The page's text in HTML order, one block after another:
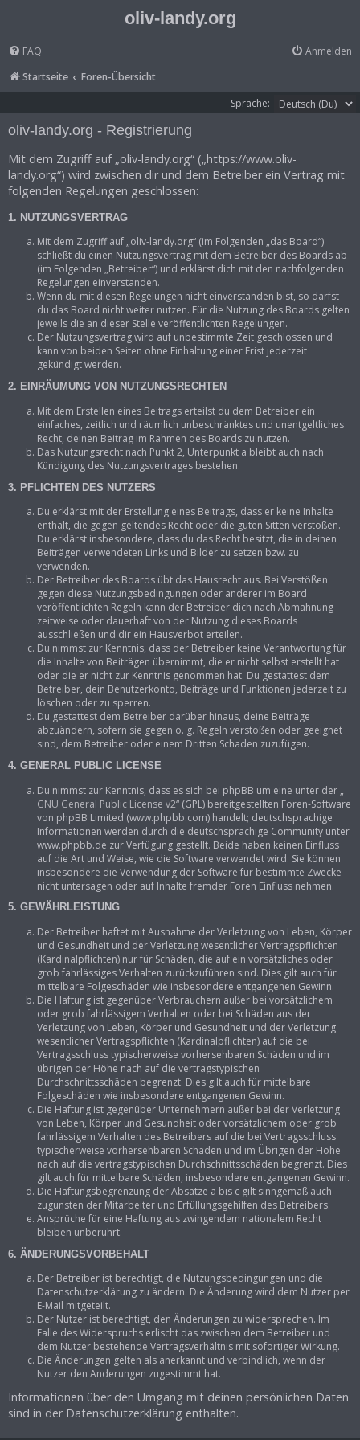
oliv-landy.org
FAQ
Anmelden
Startseite
Foren-Übersicht
Sprache:
oliv-landy.org - Registrierung
Mit dem Zugriff auf „oliv-landy.org“ („https://www.oliv-
landy.org“) wird zwischen dir und dem Betreiber ein Vertrag mit
folgenden Regelungen geschlossen:
1. NUTZUNGSVERTRAG
Mit dem Zugriff auf „oliv-landy.org“ (im Folgenden „das Board“)
schließt du einen Nutzungsvertrag mit dem Betreiber des Boards ab
(im Folgenden „Betreiber“) und erklärst dich mit den nachfolgenden
Regelungen einverstanden.
Wenn du mit diesen Regelungen nicht einverstanden bist, so darfst
du das Board nicht weiter nutzen. Für die Nutzung des Boards gelten
jeweils die an dieser Stelle veröffentlichten Regelungen.
Der Nutzungsvertrag wird auf unbestimmte Zeit geschlossen und
kann von beiden Seiten ohne Einhaltung einer Frist jederzeit
gekündigt werden.
2. EINRÄUMUNG VON NUTZUNGSRECHTEN
Mit dem Erstellen eines Beitrags erteilst du dem Betreiber ein
einfaches, zeitlich und räumlich unbeschränktes und unentgeltliches
Recht, deinen Beitrag im Rahmen des Boards zu nutzen.
Das Nutzungsrecht nach Punkt 2, Unterpunkt a bleibt auch nach
Kündigung des Nutzungsvertrages bestehen.
3. PFLICHTEN DES NUTZERS
Du erklärst mit der Erstellung eines Beitrags, dass er keine Inhalte
enthält, die gegen geltendes Recht oder die guten Sitten verstoßen.
Du erklärst insbesondere, dass du das Recht besitzt, die in deinen
Beiträgen verwendeten Links und Bilder zu setzen bzw. zu
verwenden.
Der Betreiber des Boards übt das Hausrecht aus. Bei Verstößen
gegen diese Nutzungsbedingungen oder anderer im Board
veröffentlichten Regeln kann der Betreiber dich nach Abmahnung
zeitweise oder dauerhaft von der Nutzung dieses Boards
ausschließen und dir ein Hausverbot erteilen.
Du nimmst zur Kenntnis, dass der Betreiber keine Verantwortung für
die Inhalte von Beiträgen übernimmt, die er nicht selbst erstellt hat
oder die er nicht zur Kenntnis genommen hat. Du gestattest dem
Betreiber, dein Benutzerkonto, Beiträge und Funktionen jederzeit zu
löschen oder zu sperren.
Du gestattest dem Betreiber darüber hinaus, deine Beiträge
abzuändern, sofern sie gegen o. g. Regeln verstoßen oder geeignet
sind, dem Betreiber oder einem Dritten Schaden zuzufügen.
4. GENERAL PUBLIC LICENSE
Du nimmst zur Kenntnis, dass es sich bei phpBB um eine unter der „
GNU General Public License v2“ (GPL) bereitgestellten Foren-Software
von phpBB Limited (www.phpbb.com) handelt; deutschsprachige
Informationen werden durch die deutschsprachige Community unter
www.phpbb.de zur Verfügung gestellt. Beide haben keinen Einfluss
auf die Art und Weise, wie die Software verwendet wird. Sie können
insbesondere die Verwendung der Software für bestimmte Zwecke
nicht untersagen oder auf Inhalte fremder Foren Einfluss nehmen.
5. GEWÄHRLEISTUNG
Der Betreiber haftet mit Ausnahme der Verletzung von Leben, Körper
und Gesundheit und der Verletzung wesentlicher Vertragspflichten
(Kardinalpflichten) nur für Schäden, die auf ein vorsätzliches oder
grob fahrlässiges Verhalten zurückzuführen sind. Dies gilt auch für
mittelbare Folgeschäden wie insbesondere entgangenen Gewinn.
Die Haftung ist gegenüber Verbrauchern außer bei vorsätzlichem
oder grob fahrlässigem Verhalten oder bei Schäden aus der
Verletzung von Leben, Körper und Gesundheit und der Verletzung
wesentlicher Vertragspflichten (Kardinalpflichten) auf die bei
Vertragsschluss typischerweise vorhersehbaren Schäden und im
übrigen der Höhe nach auf die vertragstypischen
Durchschnittsschäden begrenzt. Dies gilt auch für mittelbare
Folgeschäden wie insbesondere entgangenen Gewinn.
Die Haftung ist gegenüber Unternehmern außer bei der Verletzung
von Leben, Körper und Gesundheit oder vorsätzlichem oder grob
fahrlässigem Verhalten des Betreibers auf die bei Vertragsschluss
typischerweise vorhersehbaren Schäden und im Übrigen der Höhe
nach auf die vertragstypischen Durchschnittsschäden begrenzt. Dies
gilt auch für mittelbare Schäden, insbesondere entgangenen Gewinn.
Die Haftungsbegrenzung der Absätze a bis c gilt sinngemäß auch
zugunsten der Mitarbeiter und Erfüllungsgehilfen des Betreibers.
Ansprüche für eine Haftung aus zwingendem nationalem Recht
bleiben unberührt.
6. ÄNDERUNGSVORBEHALT
Der Betreiber ist berechtigt, die Nutzungsbedingungen und die
Datenschutzerklärung zu ändern. Die Änderung wird dem Nutzer per
E-Mail mitgeteilt.
Der Nutzer ist berechtigt, den Änderungen zu widersprechen. Im
Falle des Widerspruchs erlischt das zwischen dem Betreiber und
dem Nutzer bestehende Vertragsverhältnis mit sofortiger Wirkung.
Die Änderungen gelten als anerkannt und verbindlich, wenn der
Nutzer den Änderungen zugestimmt hat.
Informationen über den Umgang mit deinen persönlichen Daten
sind in der Datenschutzerklärung enthalten.